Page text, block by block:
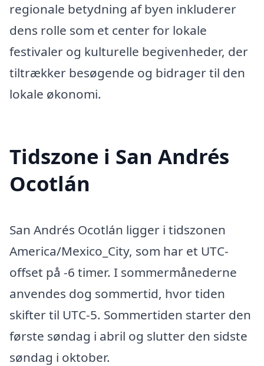
regionale betydning af byen inkluderer
dens rolle som et center for lokale
festivaler og kulturelle begivenheder, der
tiltrækker besøgende og bidrager til den
lokale økonomi.
Tidszone i San Andrés
Ocotlán
San Andrés Ocotlán ligger i tidszonen
America/Mexico_City, som har et UTC-
offset på -6 timer. I sommermånederne
anvendes dog sommertid, hvor tiden
skifter til UTC-5. Sommertiden starter den
første søndag i abril og slutter den sidste
søndag i oktober.